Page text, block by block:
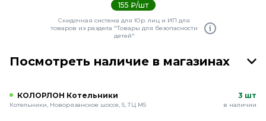
155 ₽/шт
Скидочная система для Юр. лиц и ИП для
товаров из раздела "Товары для безопасности
детей"
Посмотреть наличие в магазинах
КОЛОРЛОН Котельники
Котельники, Новорязанское шоссе, 5, ТЦ М5
3 шт
в наличии